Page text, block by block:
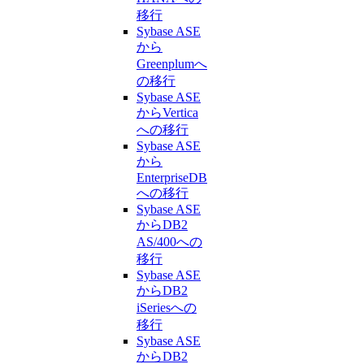
移行
Sybase ASE
から
Greenplumへ
の移行
Sybase ASE
からVertica
への移行
Sybase ASE
から
EnterpriseDB
への移行
Sybase ASE
からDB2
AS/400への
移行
Sybase ASE
からDB2
iSeriesへの
移行
Sybase ASE
からDB2